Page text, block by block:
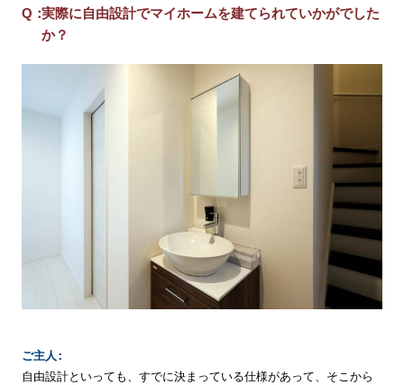
実際に自由設計でマイホームを建てられていかがでした
か？
ご主人
自由設計といっても、すでに決まっている仕様があって、そこから